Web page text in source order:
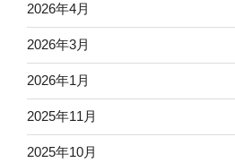
2026年4月
2026年3月
2026年1月
2025年11月
2025年10月